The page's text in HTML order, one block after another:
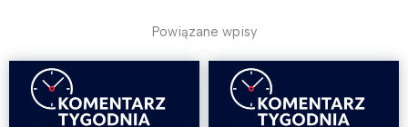
Powiązane wpisy